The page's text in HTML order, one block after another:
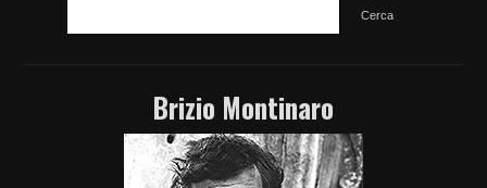
Brizio Montinaro